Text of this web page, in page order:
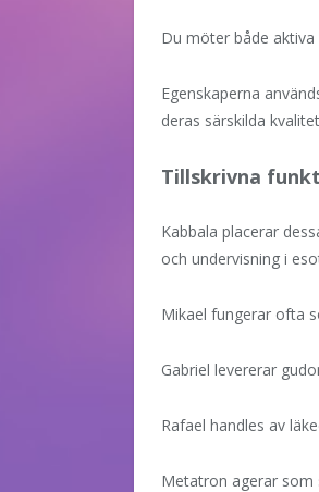
Du möter både
Egenskaperna
deras särskilda
Tillskrivna
Kabbala placerar
och undervisning i
Mikael fungerar ofta
Gabriel levererar
Rafael handles av
Metatron agerar som